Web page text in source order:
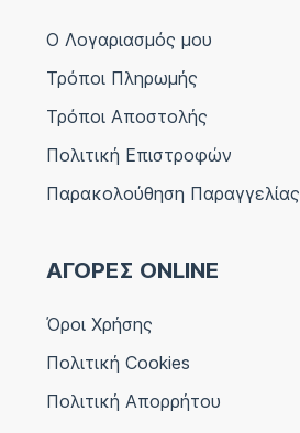
Ο Λογαριασμός μου
Τρόποι Πληρωμής
Τρόποι Αποστολής
Πολιτική Επιστροφών
Παρακολούθηση Παραγγελίας
ΑΓΟΡΕΣ ONLINE
Όροι Χρήσης
Πολιτική Cookies
Πολιτική Απορρήτου